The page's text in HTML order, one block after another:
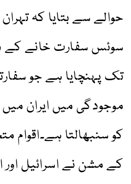
حوالے سے بتایا کہ تہران
سوئس سفارت خانے کے
تک پہنچایا ہے جو
موجودگی میں ایران
کو سنبھالتا ہے۔اقوام
کے مشن نے اسرائیل اور